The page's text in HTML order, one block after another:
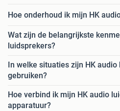
Hoe onderhoud ik mijn HK
Wat zijn de belangrijkste
luidsprekers?
In welke situaties zijn HK
gebruiken?
Hoe verbind ik mijn HK audio
apparatuur?